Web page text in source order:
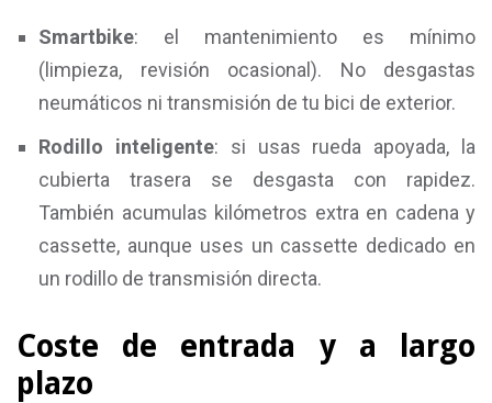
Smartbike: el mantenimiento es mínimo
(limpieza, revisión ocasional). No desgastas
neumáticos ni transmisión de tu bici de exterior.
Rodillo inteligente: si usas rueda apoyada, la
cubierta trasera se desgasta con rapidez.
También acumulas kilómetros extra en cadena y
cassette, aunque uses un cassette dedicado en
un rodillo de transmisión directa.
Coste de entrada y a largo
plazo